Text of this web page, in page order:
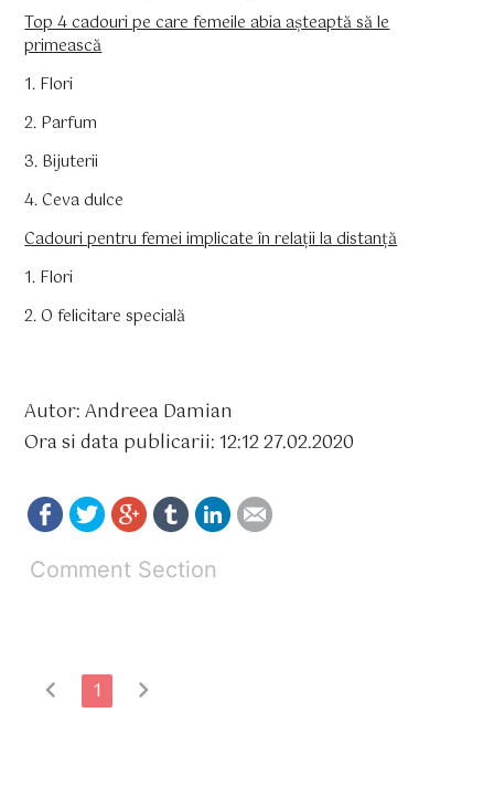
Top 4 cadouri pe care femeile abia așteaptă să le
primească
1. Flori
2. Parfum
3. Bijuterii
4. Ceva dulce
Cadouri pentru femei implicate în relații la distanță
1. Flori
2. O felicitare specială
Autor: Andreea Damian
Ora si data publicarii: 12:12 27.02.2020
Comment Section
chevron_left 1 chevron_right